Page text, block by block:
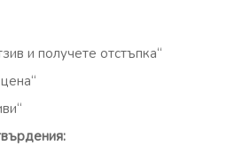
и получете отстъпка“